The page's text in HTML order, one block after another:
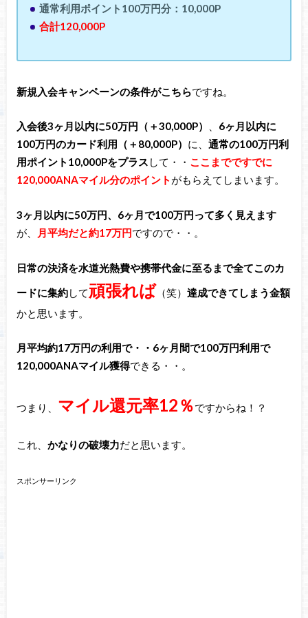
通常利用ポイント100万円分：10,000P
合計120,000P
新規入会キャンペーンの条件がこちらですね。
入会後3ヶ月以内に50万円（＋30,000P）
6ヶ月以内に
100万円のカード利用（＋80,000P） に、 通常の100万円利
用ポイント10,000Pをプラス して・・ ここまでですでに
120,000ANAマイル分のポイント がもらえてしまいます。
3ヶ月以内に50万円、6ヶ月で100万円って多く見えます
が、
月平均だと約17万円ですので・・。
日常の決済を水道光熱費や携帯代金に至るまで全てこのカ
ードに集約して頑張れば （笑） 達成できてしまう金額
かと思います。
月平均約17万円の利用で・・6ヶ月間で100万円利用で
120,000ANAマイル獲得できる・・。
つまり、 マイル還元率12％ですからね！？
これ、 かなりの破壊力だと思います。
スポンサーリンク